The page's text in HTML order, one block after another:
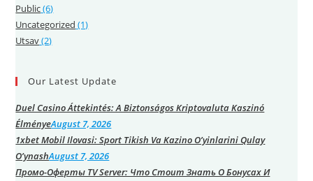
Public(6)
Uncategorized (1)
Utsav(2)
Our Latest Update
Duel Casino Áttekintés: A Biztonságos Kriptovaluta Kaszinó
ÉlményeAugust 7, 2026
1xbet Mobil Ilovasi: Sport Tikish Va Kazino O’yinlarini Qulay
O’ynashAugust 7, 2026
Промо-Оферты TV Server: Что Стоит Знать О Бонусах И